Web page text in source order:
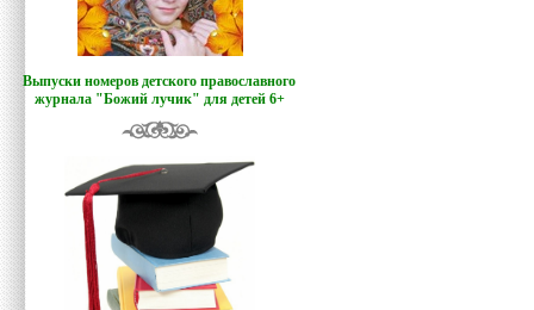
Выпуски номеров детского православного
журнала "Божий лучик" для детей 6+